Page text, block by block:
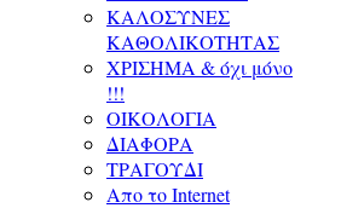
ΚΑΛΟΣΥΝΕΣ
ΚΑΘΟΛΙΚΟΤΗΤΑΣ
ΧΡΙΣΗΜΑ & όχι μόνο
!!!
ΟΙΚΟΛΟΓΙΑ
ΔΙΑΦΟΡΑ
ΤΡΑΓΟΥΔΙ
Απο το Internet